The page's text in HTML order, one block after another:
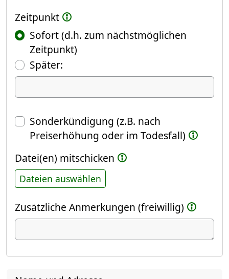
Zeitpunkt
Sofort (d.h. zum nächstmöglichen
Zeitpunkt)
Später:(Fokus springt automatisch ins
Datum
Sonderkündigung (z.B. nach
Preiserhöhung oder im Todesfall)
Datei(en) mitschicken
Dateien auswählen
Zusätzliche Anmerkungen (freiwillig)